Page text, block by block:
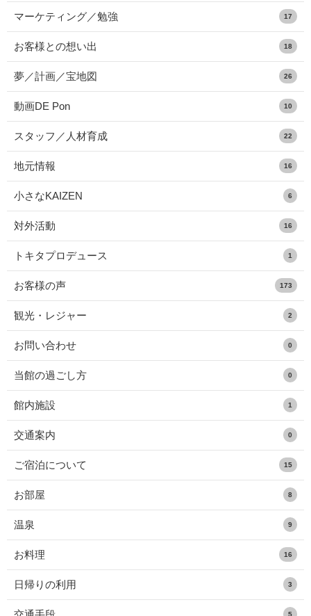
マーケティング／勉強 17
お客様との想い出 18
夢／計画／宝地図 26
動画DE Pon 10
スタッフ／人材育成 22
地元情報 16
小さなKAIZEN 6
対外活動 16
トキタプロデュース 1
お客様の声 173
観光・レジャー 2
お問い合わせ 0
当館の過ごし方 0
館内施設 1
交通案内 0
ご宿泊について 15
お部屋 8
温泉 9
お料理 16
日帰りの利用 3
5